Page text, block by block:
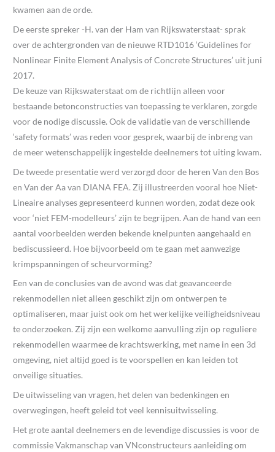
kwamen aan de orde.
De eerste spreker -H. van der Ham van Rijkswaterstaat- sprak
over de achtergronden van de nieuwe RTD1016 ‘Guidelines for
Nonlinear Finite Element Analysis of Concrete Structures’ uit juni
2017.
De keuze van Rijkswaterstaat om de richtlijn alleen voor
bestaande betonconstructies van toepassing te verklaren, zorgde
voor de nodige discussie. Ook de validatie van de verschillende
‘safety formats’ was reden voor gesprek, waarbij de inbreng van
de meer wetenschappelijk ingestelde deelnemers tot uiting kwam.
De tweede presentatie werd verzorgd door de heren Van den Bos
en Van der Aa van DIANA FEA. Zij illustreerden vooral hoe Niet-
Lineaire analyses gepresenteerd kunnen worden, zodat deze ook
voor ‘niet FEM-modelleurs’ zijn te begrijpen. Aan de hand van een
aantal voorbeelden werden bekende knelpunten aangehaald en
bediscussieerd. Hoe bijvoorbeeld om te gaan met aanwezige
krimpspanningen of scheurvorming?
Een van de conclusies van de avond was dat geavanceerde
rekenmodellen niet alleen geschikt zijn om ontwerpen te
optimaliseren, maar juist ook om het werkelijke veiligheidsniveau
te onderzoeken. Zij zijn een welkome aanvulling zijn op reguliere
rekenmodellen waarmee de krachtswerking, met name in een 3d
omgeving, niet altijd goed is te voorspellen en kan leiden tot
onveilige situaties.
De uitwisseling van vragen, het delen van bedenkingen en
overwegingen, heeft geleid tot veel kennisuitwisseling.
Het grote aantal deelnemers en de levendige discussies is voor de
commissie Vakmanschap van VNconstructeurs aanleiding om